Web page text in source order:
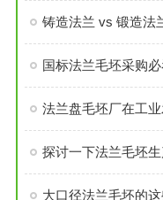
铸造法兰 vs 锻造法
法兰盘毛坯厂在工
探讨一下法兰毛坯
大口径法兰毛坯的